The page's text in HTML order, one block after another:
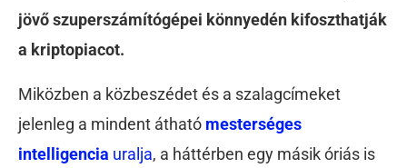
jövő szuperszámítógépei könnyedén kifoszthatják
a kriptopiacot.
Miközben a közbeszédet és a szalagcímeket
jelenleg a mindent átható mesterséges
intelligencia uralja, a háttérben egy másik óriás is